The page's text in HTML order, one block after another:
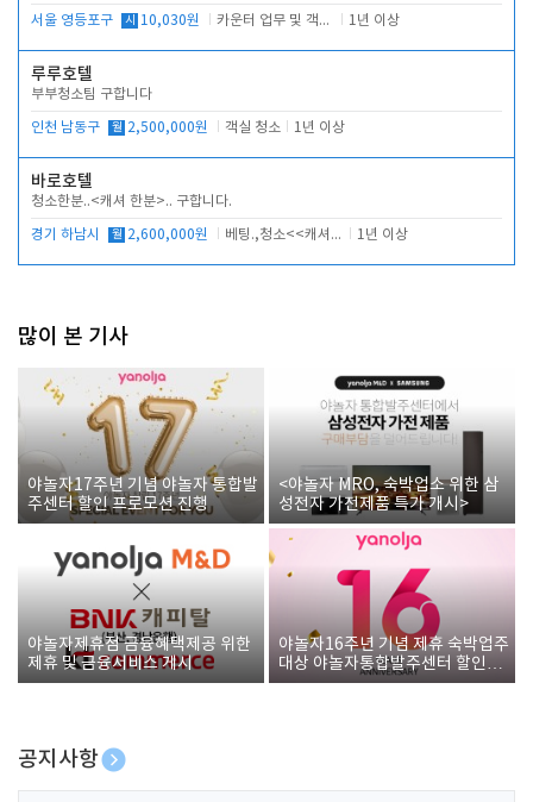
서울 영등포구 시 10,030원 카운터 업무 및 객실관리(청소상태 확인, 객실판매) 1년 이상
루루호텔
부부청소팀 구합니다
인천 남동구 월 2,500,000원 객실 청소 1년 이상
바로호텔
청소한분..<캐셔 한분>.. 구합니다.
경기 하남시 월 2,600,000원 베팅.,청소<<캐셔 모셔봅니다. 1년 이상
많이 본 기사
야놀자17주년 기념 야놀자 통합발
주센터 할인 프로모션 진행
<야놀자 MRO, 숙박업소 위한 삼
성전자 가전제품 특가 개시>
야놀자제휴점 금융혜택제공 위한
제휴 및 금융서비스 게시
야놀자16주년 기념 제휴 숙박업주
대상 야놀자통합발주센터 할인쿠
폰 증정
공지사항
[호텔업] 개인정보 처리방침 개정본1 (19.09.02)